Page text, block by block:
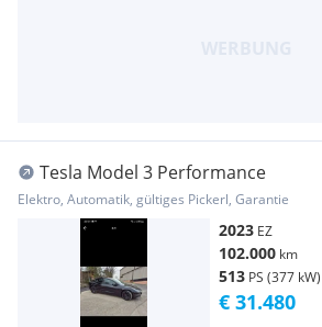
Tesla Model 3 Performance
Elektro, Automatik, gültiges Pickerl, Garantie
2023 EZ
102.000 km
513 PS (377 kW)
€ 31.480